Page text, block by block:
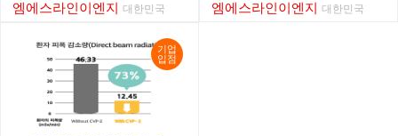
엠에스라인이엔지 대한민국 엠에스라인이엔지 대한민국
기업
입점